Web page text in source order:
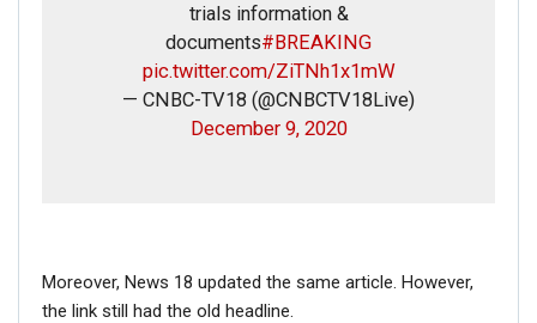
trials information &
documents#BREAKING
pic.twitter.com/ZiTNh1x1mW
— CNBC-TV18 (@CNBCTV18Live)
December 9, 2020
Moreover, News 18 updated the same article. However,
the link still had the old headline.